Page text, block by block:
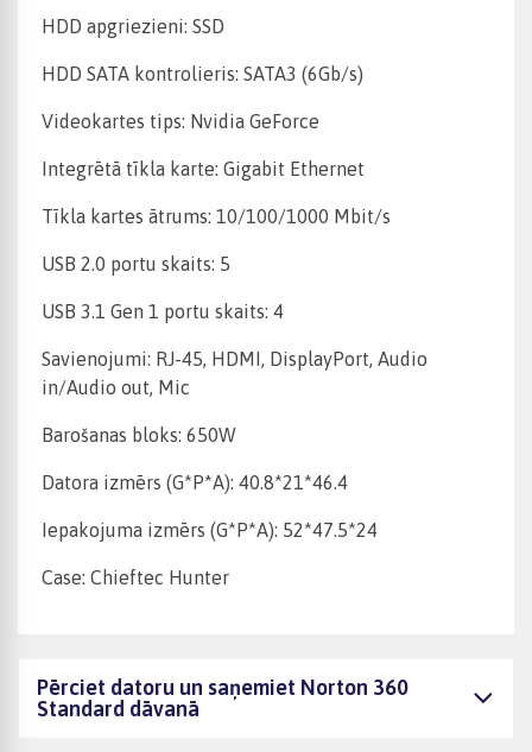
HDD apgriezieni: SSD
HDD SATA kontrolieris: SATA3 (6Gb/s)
Videokartes tips: Nvidia GeForce
Integrētā tīkla karte: Gigabit Ethernet
Tīkla kartes ātrums: 10/100/1000 Mbit/s
USB 2.0 portu skaits: 5
USB 3.1 Gen 1 portu skaits: 4
Savienojumi: RJ-45, HDMI, DisplayPort, Audio
in/Audio out, Mic
Barošanas bloks: 650W
Datora izmērs (G*P*A): 40.8*21*46.4
Iepakojuma izmērs (G*P*A): 52*47.5*24
Case: Chieftec Hunter
Pērciet datoru un saņemiet Norton 360
Standard dāvanā